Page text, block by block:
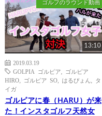
ゴルフのラウンド動画
13:10
2019.03.19
GOLPIA ゴルピア
ゴルピア
HIRO
ゴルピア SO はるぴょん
タ
イガ
ゴルピアに春（HARU）が来
た！インスタゴルフ天然女